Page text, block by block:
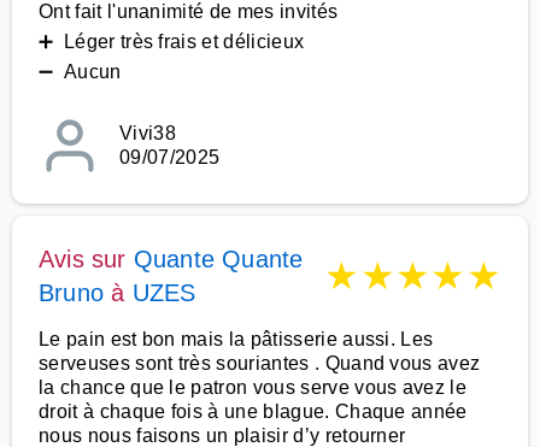
Ont fait l'unanimité de mes invités
➕ Léger très frais et délicieux
➖ Aucun
Vivi38
09/07/2025
Avis sur Quante Quante
Bruno à UZES ★★★★★
Le pain est bon mais la pâtisserie aussi. Les
serveuses sont très souriantes . Quand vous avez
la chance que le patron vous serve vous avez le
droit à chaque fois à une blague. Chaque année
nous nous faisons un plaisir d’y retourner